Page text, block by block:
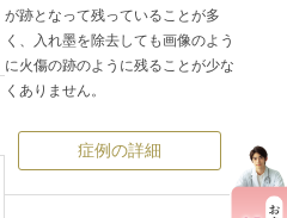
が跡となって残っていることが多
く、入れ墨を除去しても画像のよう
に火傷の跡のように残ることが少な
くありません。
症例の詳細